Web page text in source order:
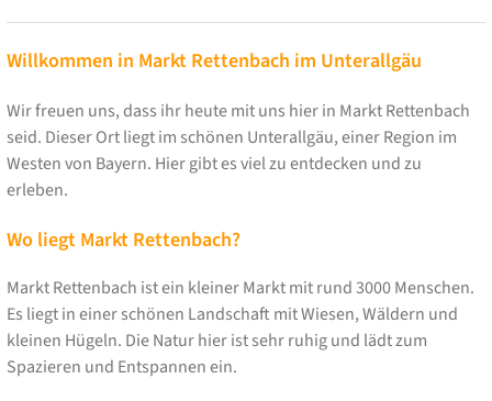
Willkommen in Markt Rettenbach im Unterallgäu
Wir freuen uns, dass ihr heute mit uns hier in Markt Rettenbach
seid. Dieser Ort liegt im schönen Unterallgäu, einer Region im
Westen von Bayern. Hier gibt es viel zu entdecken und zu
erleben.
Wo liegt Markt Rettenbach?
Markt Rettenbach ist ein kleiner Markt mit rund 3000 Menschen.
Es liegt in einer schönen Landschaft mit Wiesen, Wäldern und
kleinen Hügeln. Die Natur hier ist sehr ruhig und lädt zum
Spazieren und Entspannen ein.